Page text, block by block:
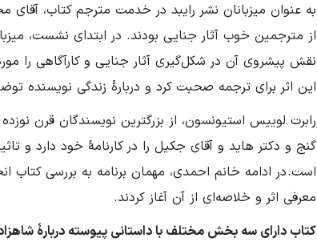
به عنوان میزبانان نشر رایبد در خدمت مترجم کتاب،
از مترجمین خوب آثار جنایی بودند. در ابتدای نشست،
نقش پیشروی آن در شکل‌گیری آثار جنایی و کارآگاهی را
این اثر برای ترجمه صحبت کرد و دربارهٔ زندگی نویسنده
رابرت لوییس استیونسون، از بزرگترین نویسندگان قرن
گنج و دکتر هاید و آقای جکیل را در کارنامهٔ خود دارد و
است.در ادامه خانم احمدی، مهمان برنامه به بررسی
معرفی اثر و خلاصه‌ای از آن آغاز کردند.
کتاب دارای سه بخش مختلف با داستانی پیوسته دربارهٔ